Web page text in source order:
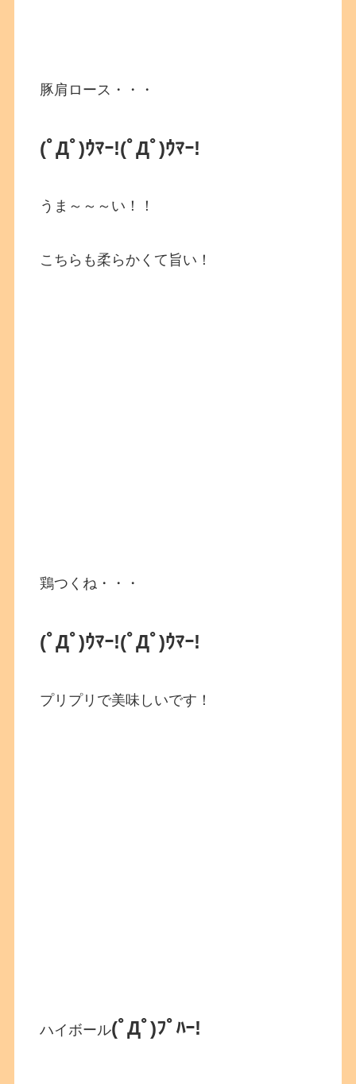
豚肩ロース・・・
(ﾟДﾟ)ｳﾏｰ!(ﾟДﾟ)ｳﾏｰ!
うま～～～い！！
こちらも柔らかくて旨い！
鶏つくね・・・
(ﾟДﾟ)ｳﾏｰ!(ﾟДﾟ)ｳﾏｰ!
プリプリで美味しいです！
ハイボール(ﾟДﾟ)ﾌﾟﾊｰ!